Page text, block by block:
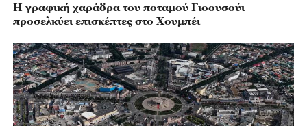
Η γραφική χαράδρα του ποταμού Γιοουσούι
προσελκύει επισκέπτες στο Χουμπέι